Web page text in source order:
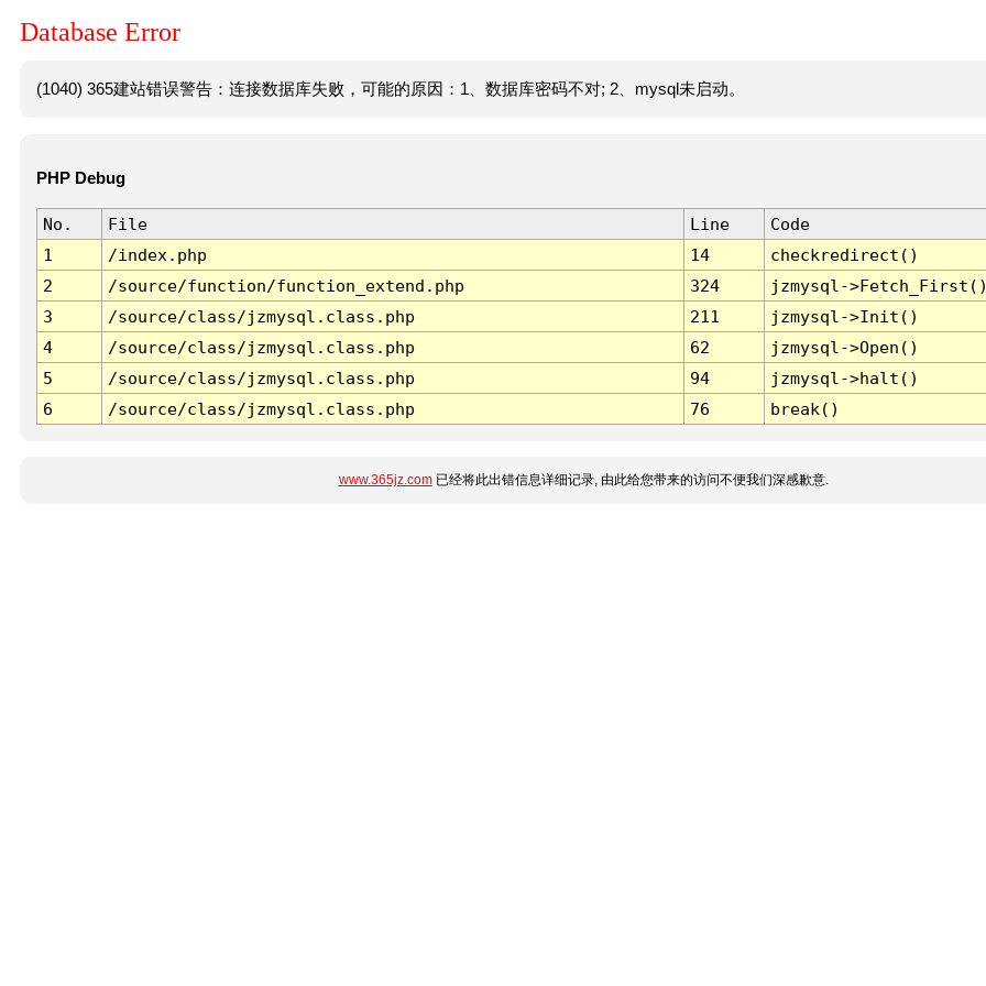
Database Error
(1040) 365建站错误警告：连接数据库失败，可能的原因：1、数据库密码不对; 2、mysql未启动。
PHP Debug
No. File Line
Code
1
/index.php 14
checkredirect()
2
/source/function/function_extend.php 324
jzmysql-
3
/source/class/jzmysql.class.php 211
jzmysql->Init()
4
/source/class/jzmysql.class.php 62
jzmysql->Open()
5
/source/class/jzmysql.class.php 94
jzmysql->halt()
6
/source/class/jzmysql.class.php 76 break()
www.365jz.com已经将此出错信息详细记录, 由此给您带来的访问不便我们深感歉意.